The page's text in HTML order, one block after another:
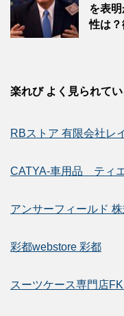
を表
性は？
楽れび よく見られて
RBストア 有限会社レ
CATYA-車用品 ティ
アンサーフィールド
彩都webstore 彩都
スーツケース専門店